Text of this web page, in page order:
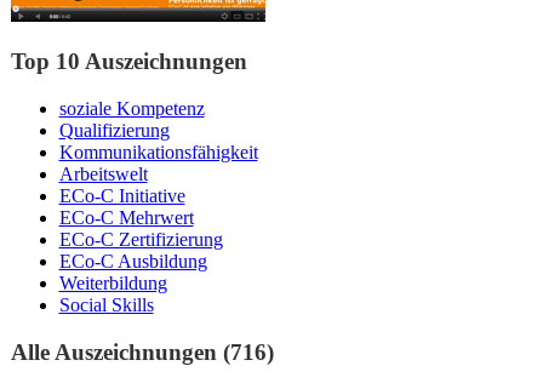
Top 10 Auszeichnungen
soziale Kompetenz
Qualifizierung
Kommunikationsfähigkeit
Arbeitswelt
ECo-C Initiative
ECo-C Mehrwert
ECo-C Zertifizierung
ECo-C Ausbildung
Weiterbildung
Social Skills
Alle Auszeichnungen (716)